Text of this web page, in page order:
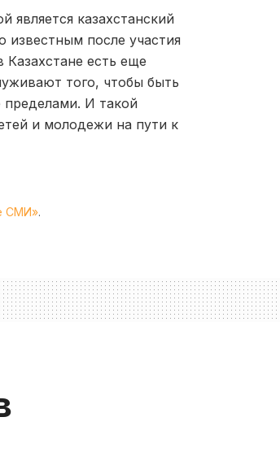
казахстанский
известным после участия
есть еще
того, чтобы быть
И такой
и молодежи на пути к
СМИ».